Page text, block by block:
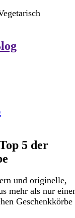
5 der
und originelle,
mehr als nur
Geschenkkörbe